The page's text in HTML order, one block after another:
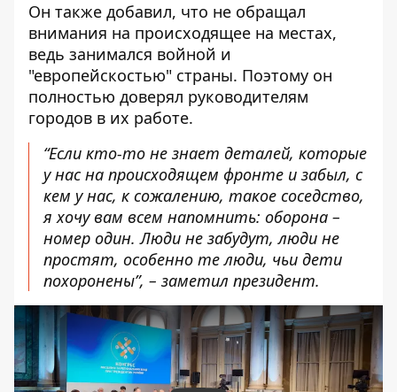
Он также добавил, что не обращал
внимания на происходящее на местах,
ведь занимался войной и
"европейскостью" страны. Поэтому он
полностью доверял руководителям
городов в их работе.
“Если кто-то не знает деталей, которые
у нас на происходящем фронте и забыл, с
кем у нас, к сожалению, такое соседство,
я хочу вам всем напомнить: оборона –
номер один. Люди не забудут, люди не
простят, особенно те люди, чьи дети
похоронены”, – заметил президент.